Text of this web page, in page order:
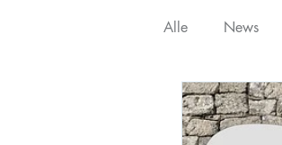
Alle News